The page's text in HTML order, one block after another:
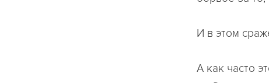
И в этом
А как часто